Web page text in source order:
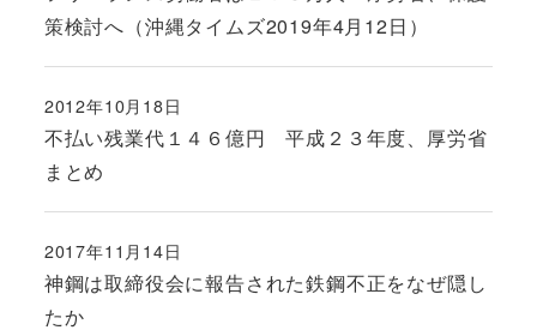
策検討へ（沖縄タイムズ2019年4月12日）
不払い残業代１４６億円 平成２３年度、厚労省
まとめ
投稿日
2012年10月18日
神鋼は取締役会に報告された鉄鋼不正をなぜ隠し
たか
投稿日
2017年11月14日